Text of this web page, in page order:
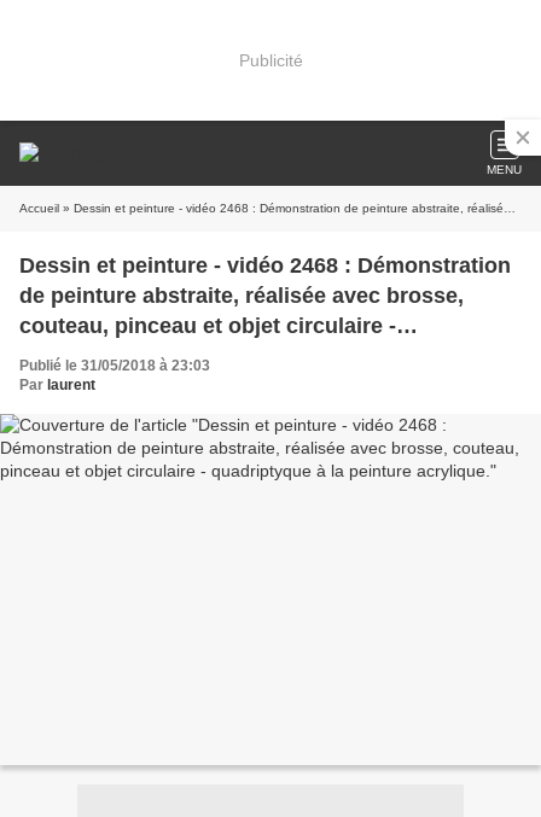
Publicité
MENU
Accueil » Dessin et peinture - vidéo 2468 : Démonstration de peinture abstraite, réalisée avec brosse, couteau, pinceau et objet circulaire - quadriptyque à la peinture acrylique.
Dessin et peinture - vidéo 2468 : Démonstration
de peinture abstraite, réalisée avec brosse,
couteau, pinceau et objet circulaire -
quadriptyque à la peinture acrylique.
Publié le 31/05/2018 à 23:03
Par laurent